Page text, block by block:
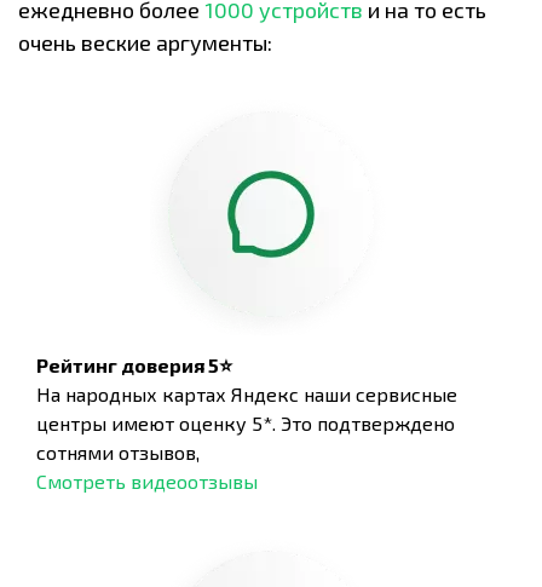
ежедневно более 1000 устройств и на то есть
очень веские аргументы:
Рейтинг доверия 5⭐
На народных картах Яндекс наши сервисные
центры имеют оценку 5*. Это подтверждено
сотнями отзывов,
Смотреть видеоотзывы